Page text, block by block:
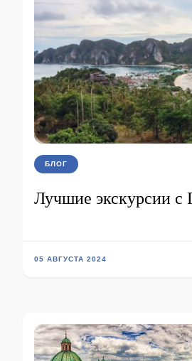
БЛОГ
Лучшие экскурсии с
05 АВГУСТА 2024